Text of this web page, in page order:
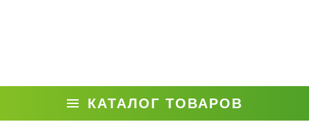
КАТАЛОГ ТОВАРОВ